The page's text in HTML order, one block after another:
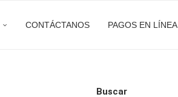
CONTÁCTANOS PAGOS EN LÍNEA
Buscar